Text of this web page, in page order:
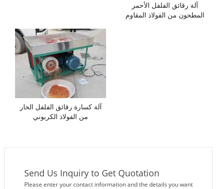
آلة رقائق الفلفل الأحمر
المطحون من الفولاذ المقاوم
آلة كسارة رقائق الفلفل الحار
من الفولاذ الكربوني
Send Us Inquiry to Get Quotation
Please enter your contact information and the details you want